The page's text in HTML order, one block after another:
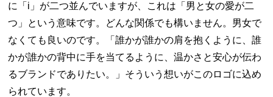
に「i」が二つ並んでいますが、これは「男と女の愛が二
つ」という意味です。どんな関係でも構いません。男女で
なくても良いのです。「誰かが誰かの肩を抱くように、誰
かが誰かの背中に手を当てるように、温かさと安心が伝わ
るブランドでありたい。」そういう想いがこのロゴに込め
られています。